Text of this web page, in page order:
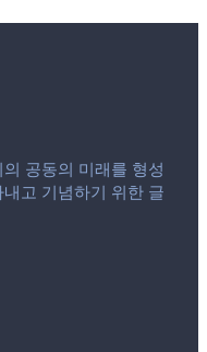
공동의 미래를 형성
고 기념하기 위한 글